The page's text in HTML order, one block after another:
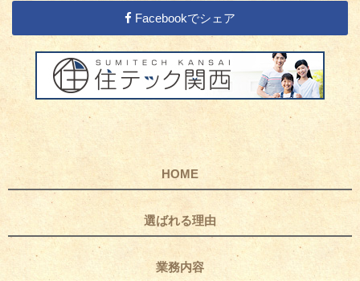
Facebookでシェア
HOME
選ばれる理由
業務内容